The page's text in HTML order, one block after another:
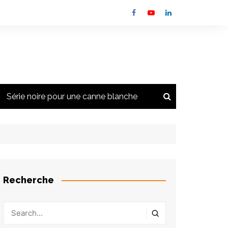
feux
et autres
Série noire pour une canne blanche
Recherche